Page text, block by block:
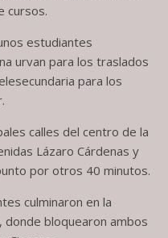
cursos.
estudiantes
urvan para los traslados
para los
calles del centro de la
Lázaro Cárdenas y
por otros 40 minutos.
culminaron en la
donde bloquearon ambos